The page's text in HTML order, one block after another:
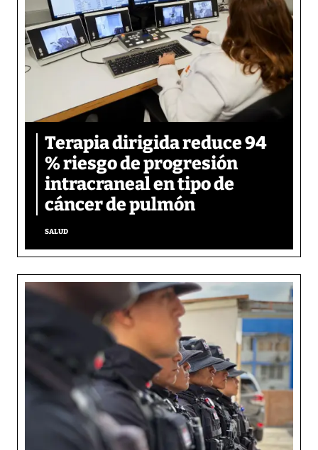
Terapia dirigida reduce 94
% riesgo de progresión
intracraneal en tipo de
cáncer de pulmón
SALUD